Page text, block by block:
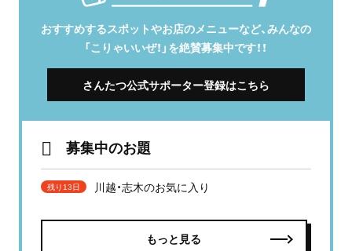
おすすめするスポットやお店のメニューなど、みんなの
「こりゃいいぜ！」を絶賛募集中です！！
さんたつ公式サポーター登録はこちら
募集中のお題
残り13日 川越・志木のお気に入り
もっと見る